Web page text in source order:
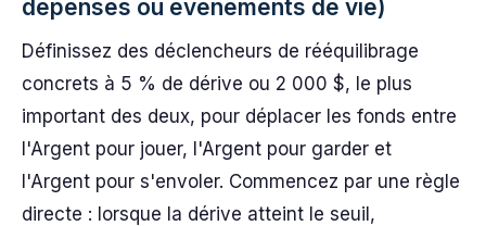
dépenses ou événements de vie)
Définissez des déclencheurs de rééquilibrage
concrets à 5 % de dérive ou 2 000 $, le plus
important des deux, pour déplacer les fonds entre
l'Argent pour jouer, l'Argent pour garder et
l'Argent pour s'envoler. Commencez par une règle
directe : lorsque la dérive atteint le seuil,